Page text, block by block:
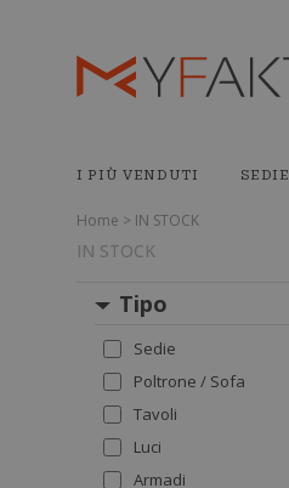
I PIÙ VENDUTI SEDIE
Home > IN STOCK
IN STOCK
Tipo
Sedie
Poltrone / Sofa
Tavoli
Luci
Armadi